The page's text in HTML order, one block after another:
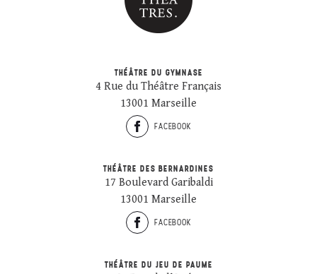
THÉÂTRE DU GYMNASE
4 Rue du Théâtre Français
13001 Marseille
FACEBOOK
THÉÂTRE DES BERNARDINES
17 Boulevard Garibaldi
13001 Marseille
FACEBOOK
THÉÂTRE DU JEU DE PAUME